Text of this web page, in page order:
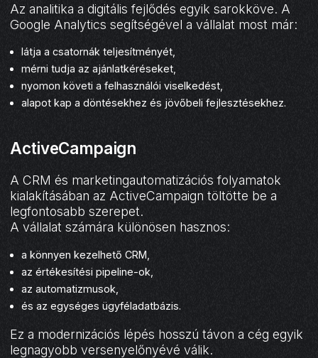
Az analitika a digitális fejlődés egyik sarokköve. A
Google Analytics segítségével a vállalat most már:
látja a csatornák teljesítményét,
mérni tudja az ajánlatkéréseket,
nyomon követi a felhasználói viselkedést,
alapot kap a döntésekhez és jövőbeli fejlesztésekhez.
ActiveCampaign
A CRM és marketingautomatizációs folyamatok
kialakításában az ActiveCampaign töltötte be a
legfontosabb szerepet.
A vállalat számára különösen hasznos:
a könnyen kezelhető CRM,
az értékesítési pipeline-ok,
az automatizmusok,
és az egységes ügyféladatbázis.
Ez a modernizációs lépés hosszú távon a cég egyik
legnagyobb versenyelőnyévé válik.